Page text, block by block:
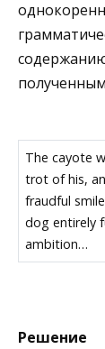
The cayote
trot of his,
fraudful
dog entirely
ambition…
Решение